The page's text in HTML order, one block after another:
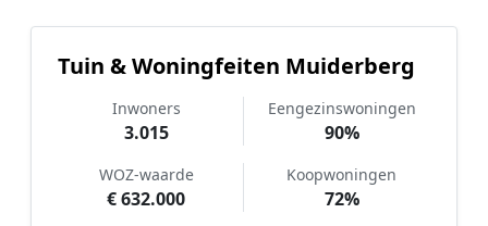
Tuin & Woningfeiten Muiderberg
Inwoners
3.015
Eengezinswoningen
90%
WOZ-waarde
€ 632.000
Koopwoningen
72%